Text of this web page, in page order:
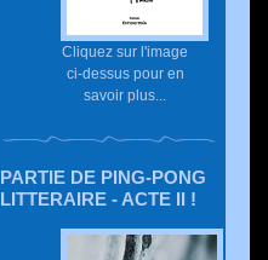
Cliquez sur l'image
ci-dessus pour en
savoir plus...
PARTIE DE PING-PONG
LITTERAIRE - ACTE II !